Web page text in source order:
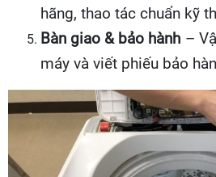
hãng, thao tác chuẩn kỹ
Bàn giao & bảo hành –
máy và viết phiếu bảo